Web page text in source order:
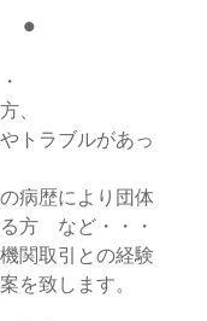
、
トラブルがあっ
病歴により団体
方 など・・・
関取引との経験
を致します。